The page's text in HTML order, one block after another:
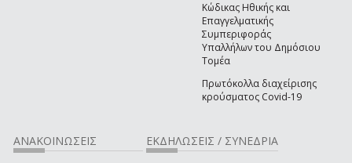
Κώδικας Ηθικής και
Επαγγελματικής
Συμπεριφοράς
Υπαλλήλων του Δημόσιου
Τομέα
Πρωτόκολλα διαχείρισης
κρούσματος Covid-19
ΑΝΑΚΟΙΝΩΣΕΙΣ ΕΚΔΗΛΩΣΕΙΣ / ΣΥΝΕΔΡΙΑ